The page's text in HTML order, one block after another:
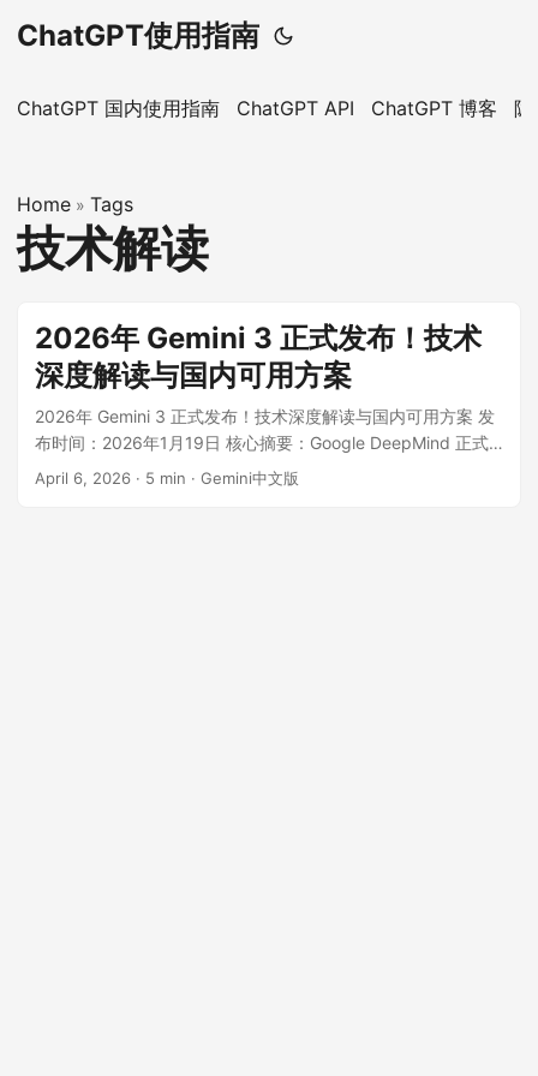
ChatGPT使用指南
ChatGPT 国内使用指南 ChatGPT API ChatGPT 博客
Home » Tags
技术解读
2026年 Gemini 3 正式发布！技术
深度解读与国内可用方案
2026年 Gemini 3 正式发布！技术深度解读与国内可用方案 发
布时间：2026年1月19日 核心摘要：Google DeepMind 正式
推出 Gemini 3。这不仅仅是一次版本号的迭代，更是 AI 从“被
April 6, 2026 · 5 min · Gemini中文版